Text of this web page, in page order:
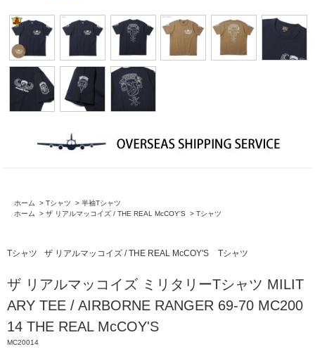
ホーム > Tシャツ > 半袖Tシャツ
ホーム
> ザ リアルマッコイズ / THE REAL McCOY'S > Tシャツ
Tシャツ ザ リアルマッコイズ / THE REAL McCOY'S Tシャツ
ザ リアルマッコイズ ミリタリーTシャツ MILIT
ARY TEE / AIRBORNE RANGER 69-70 MC200
14 THE REAL McCOY'S
MC20014